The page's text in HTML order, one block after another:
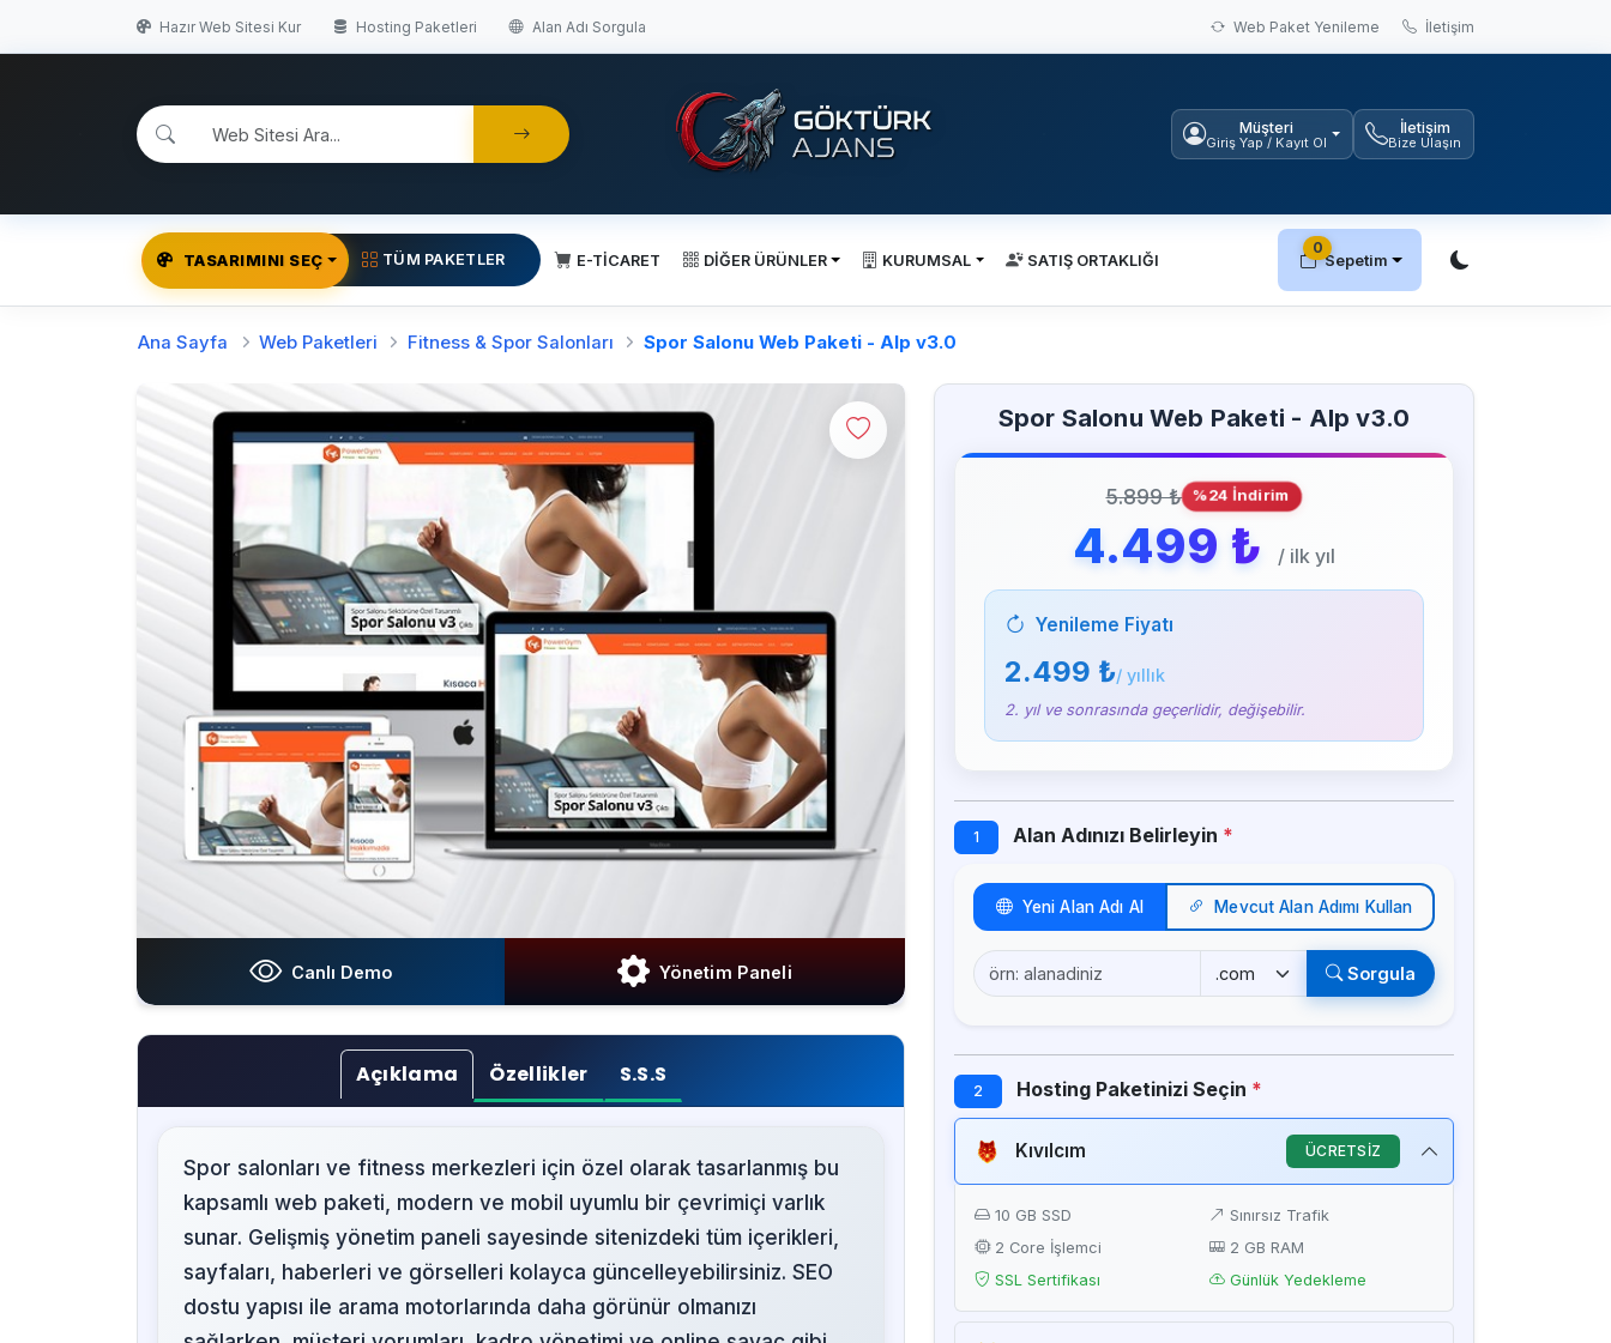
Hazır Web Sitesi Kur Hosting Paketleri Alan Adı Sorgula Web Paket Yenileme İletişim
Müşteri
Giriş Yap / Kayıt Ol
İletişim
Bize Ulaşın
TASARIMINI SEÇ TÜM PAKETLER E-TİCARET DİĞER ÜRÜNLER KURUMSAL SATIŞ ORTAKLIĞI
0
Sepetim
Ana Sayfa Web Paketleri Fitness & Spor Salonları Spor Salonu Web Paketi - Alp v3.0
Canlı Demo Yönetim Paneli
Açıklama Özellikler S.S.S
Spor salonları ve fitness merkezleri için özel olarak tasarlanmış bu
kapsamlı web paketi, modern ve mobil uyumlu bir çevrimiçi varlık
sunar. Gelişmiş yönetim paneli sayesinde sitenizdeki tüm içerikleri,
sayfaları, haberleri ve görselleri kolayca güncelleyebilirsiniz. SEO
dostu yapısı ile arama motorlarında daha görünür olmanızı
Spor Salonu Web Paketi - Alp v3.0
5.899 ₺ %24 İndirim
4.499 ₺ / ilk yıl
Yenileme Fiyatı
2.499 ₺/ yıllık
2. yıl ve sonrasında geçerlidir, değişebilir.
1 Alan Adınızı Belirleyin *
Yeni Alan Adı Al Mevcut Alan Adımı Kullan
Sorgula
2 Hosting Paketinizi Seçin *
Kıvılcım ÜCRETSİZ
10 GB SSD
Sınırsız Trafik
2 Core İşlemci
2 GB RAM
SSL Sertifikası
Günlük Yedekleme